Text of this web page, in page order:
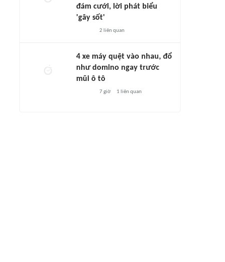
đám cưới, lời phát biểu
'gây sốt'
2 liên quan
4 xe máy quệt vào nhau, đổ
như domino ngay trước
mũi ô tô
7 giờ 1 liên quan